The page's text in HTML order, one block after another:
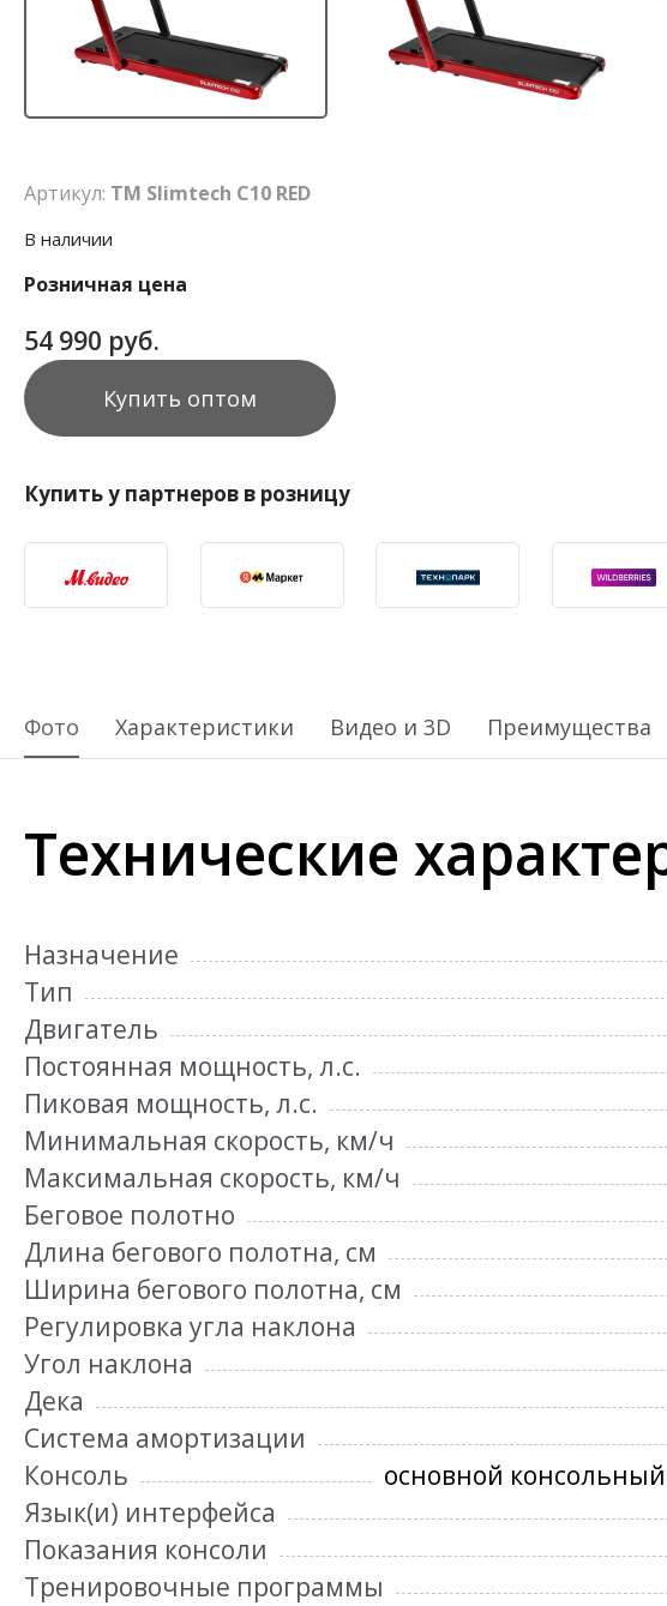
Артикул: TM Slimtech C10 RED
В наличии
Розничная цена
54 990 руб.
Купить оптом
Купить у партнеров в розницу
Фото Характеристики Видео и 3D Преимущества
Технические
Назначение
Тип
Двигатель
Постоянная мощность, л.с.
Пиковая мощность, л.с.
Минимальная скорость, км/ч
Максимальная скорость, км/ч
Беговое полотно
Длина бегового полотна, см
Ширина бегового полотна, см
Регулировка угла наклона
Угол наклона
Дека
Система амортизации
Консоль
основной
Язык(и) интерфейса
Показания консоли
Тренировочные программы